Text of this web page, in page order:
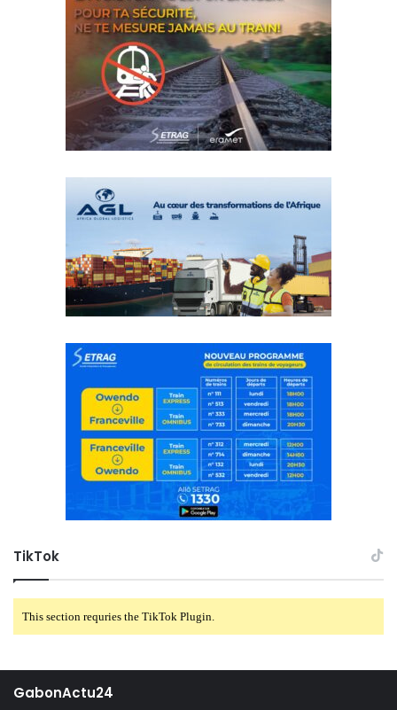
TikTok
This section requries the TikTok Plugin.
GabonActu24